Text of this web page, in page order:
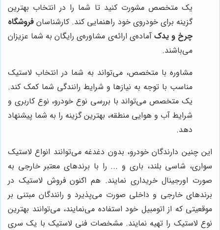
یک متخصص مشورت کنید تا شما را در انتخاب بهترین
گزینه برای خودروی خود راهنمایی کند. کارشناسان فروشگاه
چرخ و یدک آماده‌ی ارائه‌ی مشاوره‌ی رایگان به شما عزیزان
می‌باشند.
مشاوره با متخصص، می‌تواند به شما در انتخاب لاستیک
مناسب با توجه به نیازها و شرایط رانندگی شما کمک کند.
یک متخصص می‌تواند با بررسی نوع خودرو، نوع کاربری و
شرایط آب و هوایی منطقه، بهترین گزینه را به شما پیشنهاد
دهد.
این چنین دارندگان خودرو، بدون دغدغه می‌توانند انواع لاستیک
سواری، شاسی بلند، باری و ... را با برندهای معتبر خارجی به
صورت اورجینال خریداری نمایند. هم اکنون فروش لاستیک در
برندهای خارجی و داخلی صورت می‌پذیرد و رانندگان مبتنی بر
موقعیتی که از اتومبیل خود استفاده می‌نمایند، می‌توانند بهترین
نوع لاستیک را تهیه نمایند. مشخصات فنی لاستیک با یک سری